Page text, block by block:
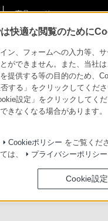
商品・ソリューショ
ン情報
ZRD-C12A 主な仕様
レイ Crystal LED
覧 事例紹介 シ
商品トップ
快適な閲覧のために
ン、フォームへの入力等、
ができません。また、当社
提供する等の目的のため、
する」をクリックしてくだ
設定」をクリックしてく
きなくなる場合があります
Cookieポリシー をご覧くだ
は、
プライバシーポリシー
Cookie設定